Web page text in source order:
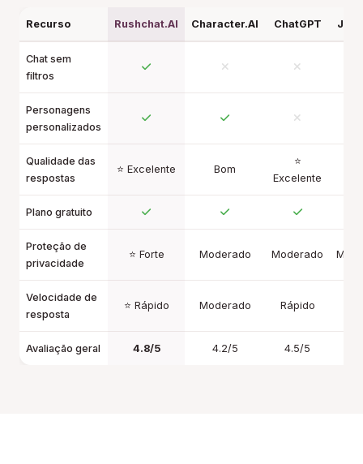
Recurso Rushchat.AI Character.AI ChatGPT
Chat sem
filtros
Personagens
personalizados
Qualidade das
respostas
⭐ Excelente Bom
⭐
Excelente
Plano gratuito
Proteção de
privacidade
⭐ Forte Moderado Moderado
Velocidade de
resposta
⭐ Rápido Moderado Rápido
Avaliação geral 4.8/5 4.2/5 4.5/5